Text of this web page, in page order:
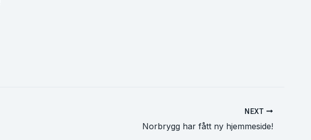
NEXT
Norbrygg har fått ny hjemmeside!